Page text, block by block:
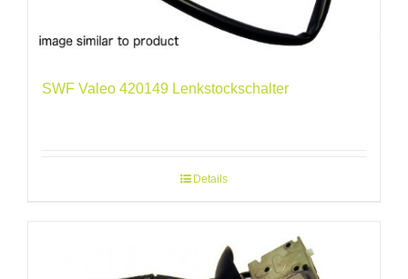
SWF Valeo 420149 Lenkstockschalter
Details